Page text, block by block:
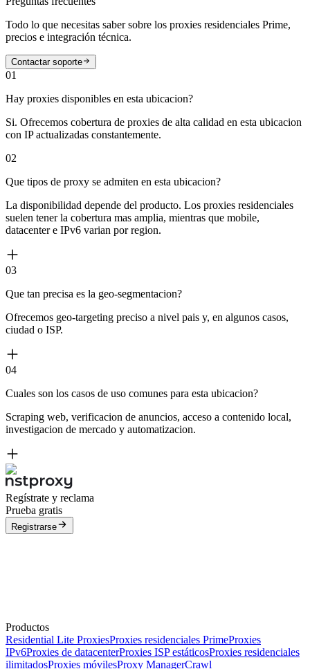
Todo lo que necesitas saber sobre los proxies residenciales Prime,
precios e integración técnica.
Contactar soporte
01
Hay proxies disponibles en esta ubicacion?
Si. Ofrecemos cobertura de proxies de alta calidad en esta ubicacion
con IP actualizadas constantemente.
02
Que tipos de proxy se admiten en esta ubicacion?
La disponibilidad depende del producto. Los proxies residenciales
suelen tener la cobertura mas amplia, mientras que mobile,
datacenter e IPv6 varian por region.
03
Que tan precisa es la geo-segmentacion?
Ofrecemos geo-targeting preciso a nivel pais y, en algunos casos,
ciudad o ISP.
04
Cuales son los casos de uso comunes para esta ubicacion?
Scraping web, verificacion de anuncios, acceso a contenido local,
investigacion de mercado y automatizacion.
Regístrate y reclama
Prueba gratis
Registrarse
Productos
Residential Lite ProxiesProxies residenciales PrimeProxies
IPv6Proxies de datacenterProxies ISP estáticosProxies residenciales
ilimitadosProxies móvilesProxy ManagerCrawl